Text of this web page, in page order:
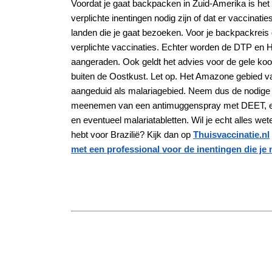
Voordat je gaat backpacken in Zuid-Amerika is
verplichte inentingen nodig zijn of dat er
landen die je gaat bezoeken. Voor je
verplichte vaccinaties. Echter worden de DTP en
aangeraden. Ook geldt het advies voor de gele
buiten de Oostkust. Let op. Het Amazone gebied
aangeduid als malariagebied. Neem dus de
meenemen van een antimuggenspray met DEET,
en eventueel malariatabletten. Wil je echt alles
hebt voor Brazilië? Kijk dan op Thuisvaccinatie.nl
met een professional voor de inentingen die je